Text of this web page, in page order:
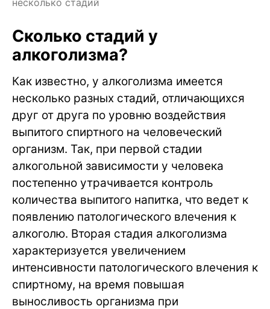
Сколько стадий у
алкоголизма?
Как известно, у алкоголизма имеется
несколько разных стадий, отличающихся
друг от друга по уровню воздействия
выпитого спиртного на человеческий
организм. Так, при первой стадии
алкогольной зависимости у человека
постепенно утрачивается контроль
количества выпитого напитка, что ведет к
появлению патологического влечения к
алкоголю. Вторая стадия алкоголизма
характеризуется увеличением
интенсивности патологического влечения к
спиртному, на время повышая
выносливость организма при